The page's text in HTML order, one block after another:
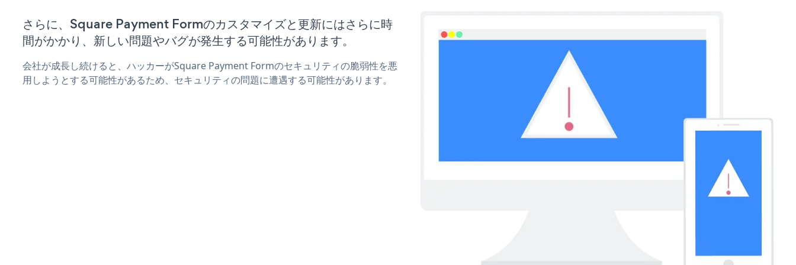
さらに、Square Payment Formのカスタマイズと更新にはさらに時
間がかかり、新しい問題やバグが発生する可能性があります。
会社が成長し続けると、ハッカーがSquare Payment Formのセキュリティの脆弱性を悪
用しようとする可能性があるため、セキュリティの問題に遭遇する可能性があります。